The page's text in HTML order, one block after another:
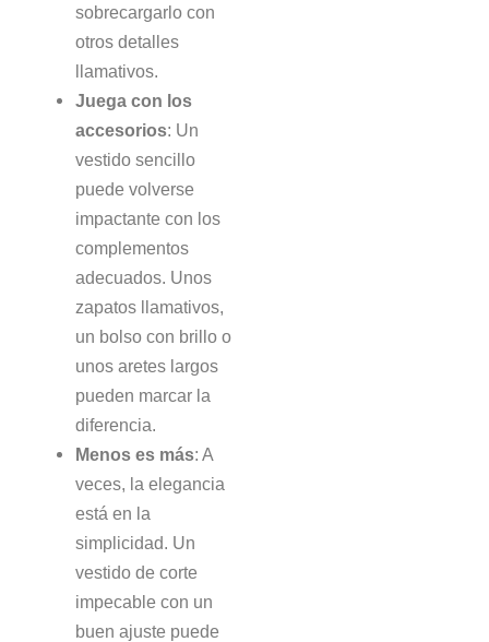
sobrecargarlo con
otros detalles
llamativos.
Juega con los
accesorios: Un
vestido sencillo
puede volverse
impactante con los
complementos
adecuados. Unos
zapatos llamativos,
un bolso con brillo o
unos aretes largos
pueden marcar la
diferencia.
Menos es más: A
veces, la elegancia
está en la
simplicidad. Un
vestido de corte
impecable con un
buen ajuste puede